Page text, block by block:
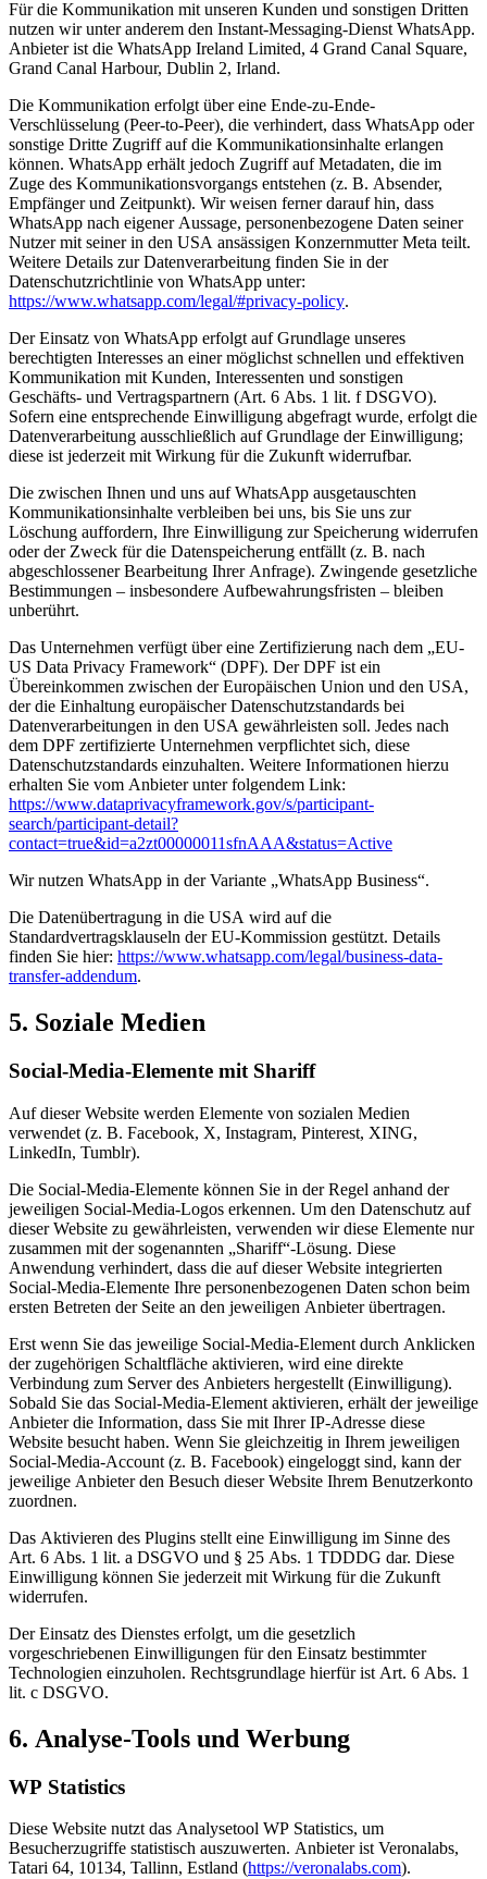
Für die Kommunikation mit unseren Kunden und sonstigen Dritten
nutzen wir unter anderem den Instant-Messaging-Dienst WhatsApp.
Anbieter ist die WhatsApp Ireland Limited, 4 Grand Canal Square,
Grand Canal Harbour, Dublin 2, Irland.
Die Kommunikation erfolgt über eine Ende-zu-Ende-
Verschlüsselung (Peer-to-Peer), die verhindert, dass WhatsApp oder
sonstige Dritte Zugriff auf die Kommunikationsinhalte erlangen
können. WhatsApp erhält jedoch Zugriff auf Metadaten, die im
Zuge des Kommunikationsvorgangs entstehen (z. B. Absender,
Empfänger und Zeitpunkt). Wir weisen ferner darauf hin, dass
WhatsApp nach eigener Aussage, personenbezogene Daten seiner
Nutzer mit seiner in den USA ansässigen Konzernmutter Meta teilt.
Weitere Details zur Datenverarbeitung finden Sie in der
Datenschutzrichtlinie von WhatsApp unter:
https://www.whatsapp.com/legal/#privacy-policy.
Der Einsatz von WhatsApp erfolgt auf Grundlage unseres
berechtigten Interesses an einer möglichst schnellen und effektiven
Kommunikation mit Kunden, Interessenten und sonstigen
Geschäfts- und Vertragspartnern (Art. 6 Abs. 1 lit. f DSGVO).
Sofern eine entsprechende Einwilligung abgefragt wurde, erfolgt die
Datenverarbeitung ausschließlich auf Grundlage der Einwilligung;
diese ist jederzeit mit Wirkung für die Zukunft widerrufbar.
Die zwischen Ihnen und uns auf WhatsApp ausgetauschten
Kommunikationsinhalte verbleiben bei uns, bis Sie uns zur
Löschung auffordern, Ihre Einwilligung zur Speicherung widerrufen
oder der Zweck für die Datenspeicherung entfällt (z. B. nach
abgeschlossener Bearbeitung Ihrer Anfrage). Zwingende gesetzliche
Bestimmungen – insbesondere Aufbewahrungsfristen – bleiben
unberührt.
Das Unternehmen verfügt über eine Zertifizierung nach dem „EU-
US Data Privacy Framework“ (DPF). Der DPF ist ein
Übereinkommen zwischen der Europäischen Union und den USA,
der die Einhaltung europäischer Datenschutzstandards bei
Datenverarbeitungen in den USA gewährleisten soll. Jedes nach
dem DPF zertifizierte Unternehmen verpflichtet sich, diese
Datenschutzstandards einzuhalten. Weitere Informationen hierzu
erhalten Sie vom Anbieter unter folgendem Link:
https://www.dataprivacyframework.gov/s/participant-
search/participant-detail?
contact=true&id=a2zt00000011sfnAAA&status=Active
Wir nutzen WhatsApp in der Variante „WhatsApp Business“.
Die Datenübertragung in die USA wird auf die
Standardvertragsklauseln der EU-Kommission gestützt. Details
finden Sie hier: https://www.whatsapp.com/legal/business-data-
transfer-addendum.
5. Soziale Medien
Social-Media-Elemente mit Shariff
Auf dieser Website werden Elemente von sozialen Medien
verwendet (z. B. Facebook, X, Instagram, Pinterest, XING,
LinkedIn, Tumblr).
Die Social-Media-Elemente können Sie in der Regel anhand der
jeweiligen Social-Media-Logos erkennen. Um den Datenschutz auf
dieser Website zu gewährleisten, verwenden wir diese Elemente nur
zusammen mit der sogenannten „Shariff“-Lösung. Diese
Anwendung verhindert, dass die auf dieser Website integrierten
Social-Media-Elemente Ihre personenbezogenen Daten schon beim
ersten Betreten der Seite an den jeweiligen Anbieter übertragen.
Erst wenn Sie das jeweilige Social-Media-Element durch Anklicken
der zugehörigen Schaltfläche aktivieren, wird eine direkte
Verbindung zum Server des Anbieters hergestellt (Einwilligung).
Sobald Sie das Social-Media-Element aktivieren, erhält der jeweilige
Anbieter die Information, dass Sie mit Ihrer IP-Adresse diese
Website besucht haben. Wenn Sie gleichzeitig in Ihrem jeweiligen
Social-Media-Account (z. B. Facebook) eingeloggt sind, kann der
jeweilige Anbieter den Besuch dieser Website Ihrem Benutzerkonto
zuordnen.
Das Aktivieren des Plugins stellt eine Einwilligung im Sinne des
Art. 6 Abs. 1 lit. a DSGVO und § 25 Abs. 1 TDDDG dar. Diese
Einwilligung können Sie jederzeit mit Wirkung für die Zukunft
widerrufen.
Der Einsatz des Dienstes erfolgt, um die gesetzlich
vorgeschriebenen Einwilligungen für den Einsatz bestimmter
Technologien einzuholen. Rechtsgrundlage hierfür ist Art. 6 Abs. 1
lit. c DSGVO.
6. Analyse-Tools und Werbung
WP Statistics
Diese Website nutzt das Analysetool WP Statistics, um
Besucherzugriffe statistisch auszuwerten. Anbieter ist Veronalabs,
Tatari 64, 10134, Tallinn, Estland (https://veronalabs.com).